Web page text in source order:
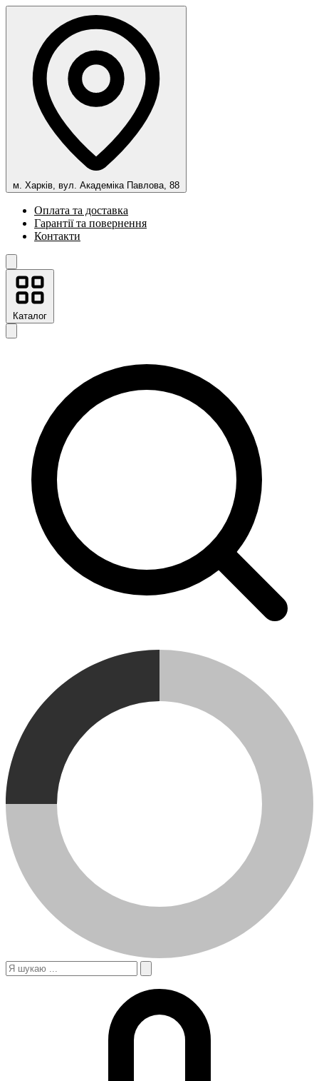
м. Харків, вул. Академіка Павлова, 88
Оплата та доставка
Гарантії та повернення
Контакти
Каталог